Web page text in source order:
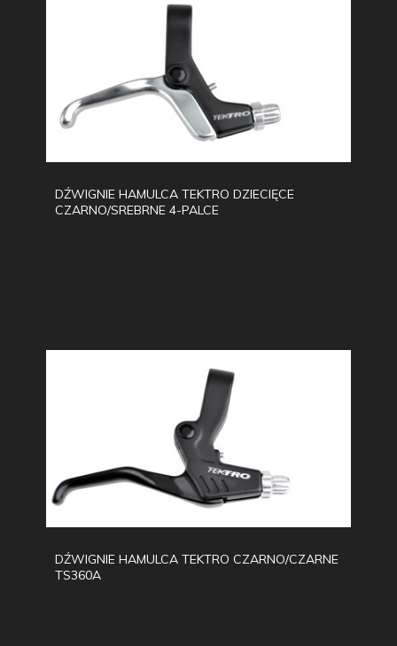
DŹWIGNIE HAMULCA TEKTRO DZIECIĘCE
CZARNO/SREBRNE 4-PALCE
DŹWIGNIE HAMULCA TEKTRO CZARNO/CZARNE
TS360A